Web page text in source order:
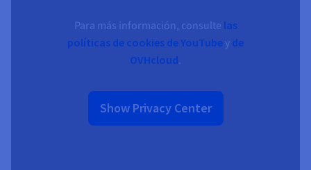
Para más información, consulte las
políticas de cookies de YouTube y de
OVHcloud.
Show Privacy Center